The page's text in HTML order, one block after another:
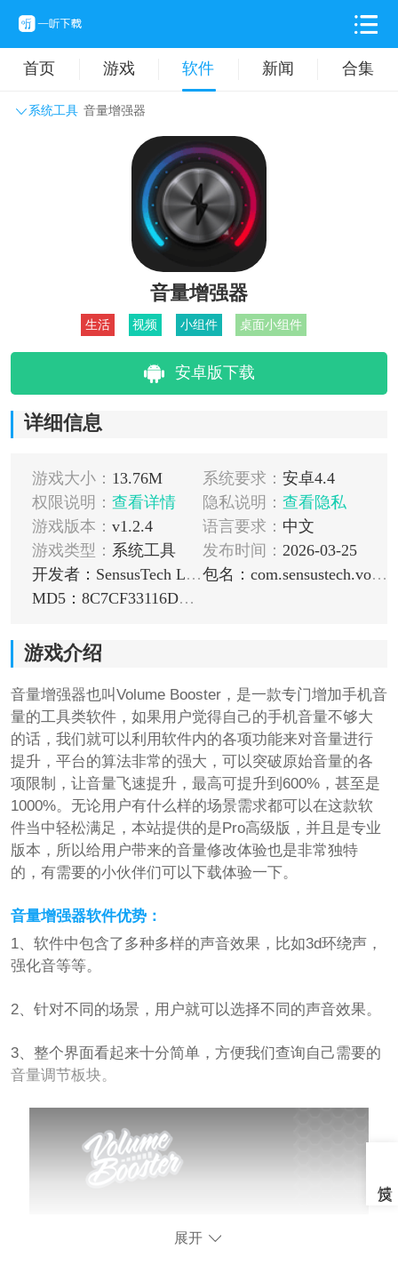
首页 游戏 软件 新闻 合集
系统工具 音量增强器
主题壁纸 旅游出行
拍摄美化 时尚购物
音量增强器
生活 视频 小组件 桌面小组件
安卓版下载
详细信息
游戏大小： 13.76M 系统要求： 安卓4.4
权限说明： 查看详情 隐私说明： 查看隐私
游戏版本： v1.2.4 语言要求： 中文
游戏类型： 系统工具 发布时间： 2026-03-25
开发者：SensusTech LLC
包名：com.sensustech.volumebooster
MD5：8C7CF33116DD70902B72E98A932428F9
游戏介绍
音量增强器也叫Volume Booster，是一款专门增加手机音
量的工具类软件，如果用户觉得自己的手机音量不够大
的话，我们就可以利用软件内的各项功能来对音量进行
提升，平台的算法非常的强大，可以突破原始音量的各
项限制，让音量飞速提升，最高可提升到600%，甚至是
1000%。无论用户有什么样的场景需求都可以在这款软
件当中轻松满足，本站提供的是Pro高级版，并且是专业
版本，所以给用户带来的音量修改体验也是非常独特
的，有需要的小伙伴们可以下载体验一下。
音量增强器软件优势：
1、软件中包含了多种多样的声音效果，比如3d环绕声，
强化音等等。
2、针对不同的场景，用户就可以选择不同的声音效果。
3、整个界面看起来十分简单，方便我们查询自己需要的
音量调节板块。
展开